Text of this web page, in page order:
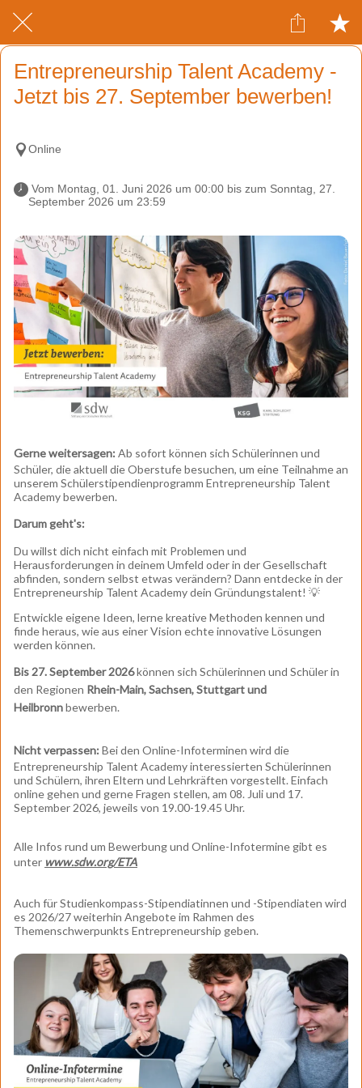
Entrepreneurship Talent Academy -
Jetzt bis 27. September bewerben!
Online
September 2026 um 23:59
Gerne weitersagen: Ab sofort können sich Schülerinnen und
Schüler, die aktuell die Oberstufe besuchen, um eine Teilnahme an
unserem Schülerstipendienprogramm Entrepreneurship Talent
Academy bewerben.
Darum geht's:
Du willst dich nicht einfach mit Problemen und
Herausforderungen in deinem Umfeld oder in der Gesellschaft
abfinden, sondern selbst etwas verändern? Dann entdecke in der
Entrepreneurship Talent Academy dein Gründungstalent! 💡
Entwickle eigene Ideen, lerne kreative Methoden kennen und
finde heraus, wie aus einer Vision echte innovative Lösungen
werden können.
Bis 27. September 2026können sich Schülerinnen und Schüler in
den Regionen Rhein-Main, Sachsen, Stuttgart und
Heilbronnbewerben.
Nicht verpassen: Bei den Online-Infoterminen wird die
Entrepreneurship Talent Academy interessierten Schülerinnen
und Schülern, ihren Eltern und Lehrkräften vorgestellt. Einfach
online gehen und gerne Fragen stellen, am 08. Juli und 17.
September 2026, jeweils von 19.00-19.45 Uhr.
Alle Infos rund um Bewerbung und Online-Infotermine gibt es
unter www.sdw.org/ETA
Auch für Studienkompass-Stipendiatinnen und -Stipendiaten wird
es 2026/27 weiterhin Angebote im Rahmen des
Themenschwerpunkts Entrepreneurship geben.